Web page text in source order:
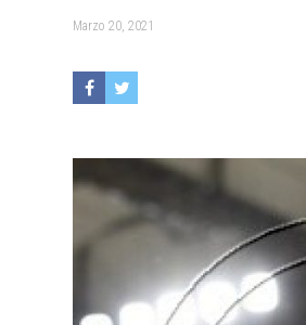
Marzo 20, 2021